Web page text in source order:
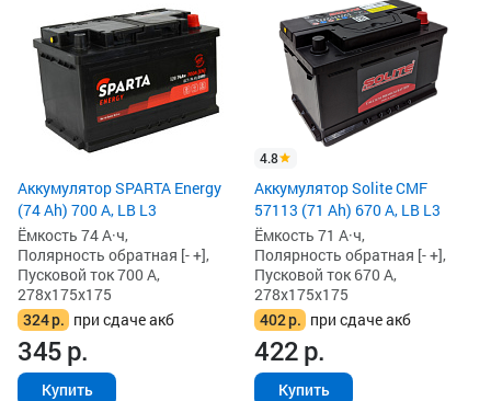
Аккумулятор SPARTA Energy
(74 Ah) 700 А, LB L3
Ёмкость 74 А·ч,
Полярность обратная [- +],
Пусковой ток 700 А,
278x175x175
324р. при сдаче акб
345р.
Купить
4.8
Аккумулятор Solite CMF
57113 (71 Ah) 670 А, LB L3
Ёмкость 71 А·ч,
Полярность обратная [- +],
Пусковой ток 670 А,
278x175x175
402р. при сдаче акб
422р.
Купить